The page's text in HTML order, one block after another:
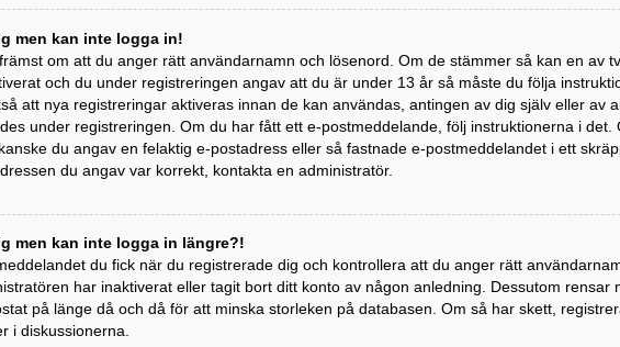
men kan inte logga in!
om att du anger rätt användarnamn och lösenord. Om de stämmer så kan en av
och du under registreringen angav att du är under 13 år så måste du följa
att nya registreringar aktiveras innan de kan användas, antingen av dig själv eller av
under registreringen. Om du har fått ett e-postmeddelande, följ instruktionerna i det.
du angav en felaktig e-postadress eller så fastnade e-postmeddelandet i ett
du angav var korrekt, kontakta en administratör.
men kan inte logga in längre?!
du fick när du registrerade dig och kontrollera att du anger rätt
har inaktiverat eller tagit bort ditt konto av någon anledning. Dessutom rensar
på länge då och då för att minska storleken på databasen. Om så har skett,
i diskussionerna.